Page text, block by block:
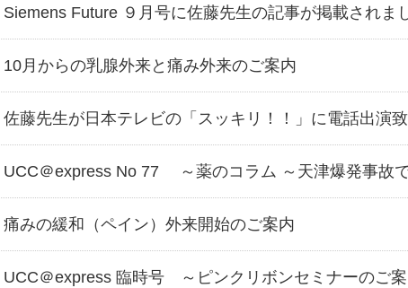
Siemens Future ９月号に佐藤先生の記事が掲載されま
10月からの乳腺外来と痛み外来のご案内
佐藤先生が日本テレビの「スッキリ！！」に電話出演致
痛みの緩和（ペイン）外来開始のご案内
UCC＠express 臨時号 ～ピンクリボンセミナーのご案